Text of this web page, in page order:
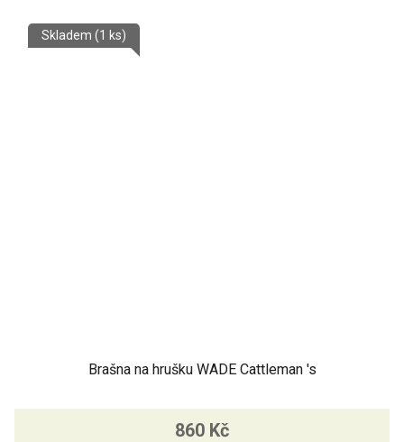
Brašna na hrušku WADE Cattleman 's
Skladem (1 ks)
860 Kč